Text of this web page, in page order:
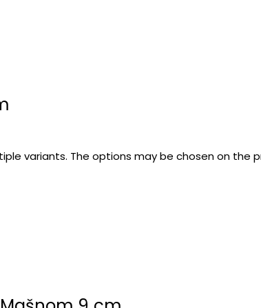
variants. The options may be chosen on the